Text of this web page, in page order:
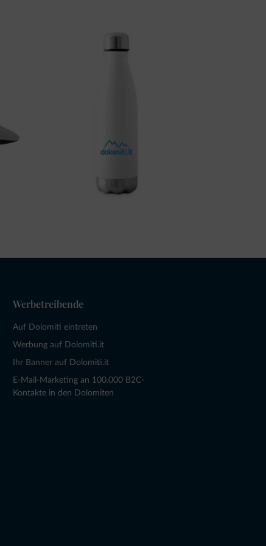
Werbetreibende
Auf Dolomiti eintreten
Werbung auf Dolomiti.it
Ihr Banner auf Dolomiti.it
E-Mail-Marketing an 100.000 B2C-
Kontakte in den Dolomiten